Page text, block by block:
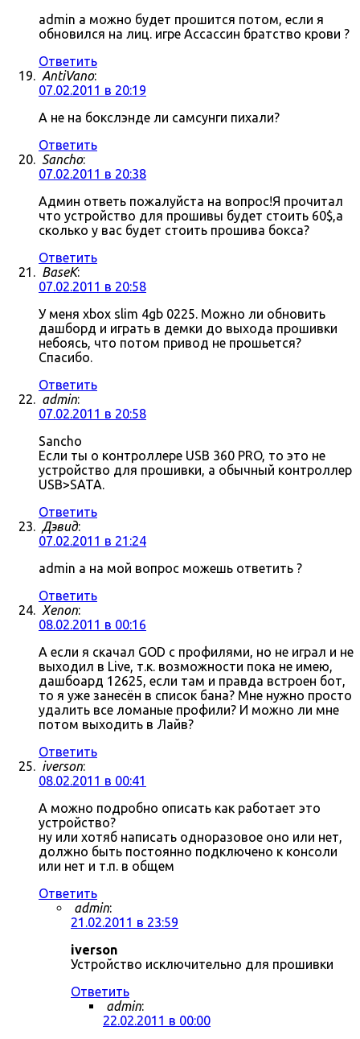
admin а можно будет прошится потом, если я
обновился на лиц. игре Ассассин братство крови ?
Ответить
AntiVano:
07.02.2011 в 20:19
А не на бокслэнде ли самсунги пихали?
Ответить
Sancho:
07.02.2011 в 20:38
Админ ответь пожалуйста на вопрос!Я прочитал
что устройство для прошивы будет стоить 60$,а
сколько у вас будет стоить прошива бокса?
Ответить
BaseK:
07.02.2011 в 20:58
У меня xbox slim 4gb 0225. Можно ли обновить
дашборд и играть в демки до выхода прошивки
небоясь, что потом привод не прошьется?
Спасибо.
Ответить
admin:
07.02.2011 в 20:58
Sancho
Если ты о контроллере USB 360 PRO, то это не
устройство для прошивки, а обычный контроллер
USB>SATA.
Ответить
Дэвид:
07.02.2011 в 21:24
admin а на мой вопрос можешь ответить ?
Ответить
Xenon:
08.02.2011 в 00:16
А если я скачал GOD с профилями, но не играл и не
выходил в Live, т.к. возможности пока не имею,
дашбоард 12625, если там и правда встроен бот,
то я уже занесён в список бана? Мне нужно просто
удалить все ломаные профили? И можно ли мне
потом выходить в Лайв?
Ответить
iverson:
08.02.2011 в 00:41
А можно подробно описать как работает это
устройство?
ну или хотяб написать одноразовое оно или нет,
должно быть постоянно подключено к консоли
или нет и т.п. в общем
Ответить
admin:
21.02.2011 в 23:59
iverson
Устройство исключительно для прошивки
Ответить
admin:
22.02.2011 в 00:00